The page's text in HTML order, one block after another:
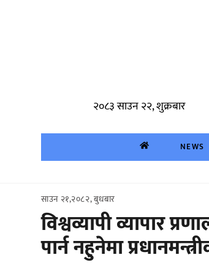
२०८३ साउन २२, शुक्रबार
NEWS
साउन २१,२०८२, बुधबार
विश्वव्यापी व्यापार
पार्न नहुनेमा